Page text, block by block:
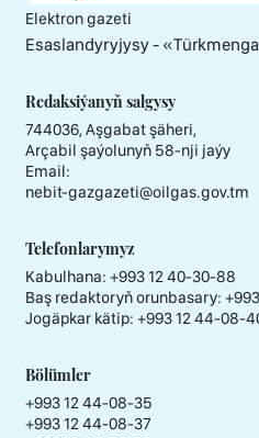
Elektron gazeti
Esaslandyryjysy -
Redaksiýanyň salgysy
744036, Aşgabat şäheri,
Arçabil şaýolunyň 58-nji jaýy
Email:
nebit-gazgazeti@oilgas.gov.tm
Telefonlarymyz
Kabulhana: +993 12 40-30-88
Baş redaktoryň orunbasary:
Jogäpkar kätip: +993 12 44-08-
Bölümler
+993 12 44-08-35
+993 12 44-08-37